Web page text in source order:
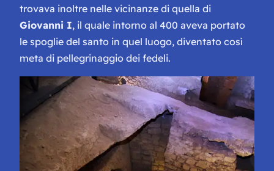
trovava inoltre nelle vicinanze di quella di
Giovanni I, il quale intorno al 400 aveva portato
le spoglie del santo in quel luogo, diventato così
meta di pellegrinaggio dei fedeli.